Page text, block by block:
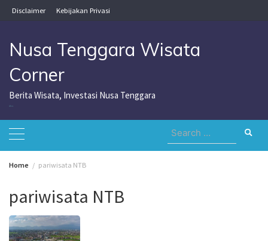
Skip
to
Disclaimer Kebijakan Privasi
Nusa Tenggara Wisata
Corner
Berita Wisata, Investasi Nusa Tenggara
Search
for:
Home pariwisata NTB
pariwisata NTB